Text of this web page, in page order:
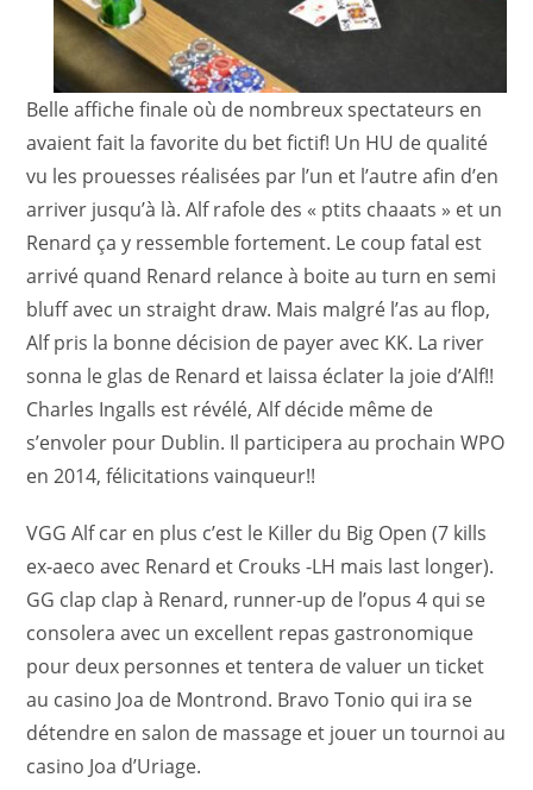
Belle affiche finale où de nombreux spectateurs en
avaient fait la favorite du bet fictif! Un HU de qualité
vu les prouesses réalisées par l’un et l’autre afin d’en
arriver jusqu’à là. Alf rafole des « ptits chaaats » et un
Renard ça y ressemble fortement. Le coup fatal est
arrivé quand Renard relance à boite au turn en semi
bluff avec un straight draw. Mais malgré l’as au flop,
Alf pris la bonne décision de payer avec KK. La river
sonna le glas de Renard et laissa éclater la joie d’Alf!!
Charles Ingalls est révélé, Alf décide même de
s’envoler pour Dublin. Il participera au prochain WPO
en 2014, félicitations vainqueur!!
VGG Alf car en plus c’est le Killer du Big Open (7 kills
ex-aeco avec Renard et Crouks -LH mais last longer).
GG clap clap à Renard, runner-up de l’opus 4 qui se
consolera avec un excellent repas gastronomique
pour deux personnes et tentera de valuer un ticket
au casino Joa de Montrond. Bravo Tonio qui ira se
détendre en salon de massage et jouer un tournoi au
casino Joa d’Uriage.